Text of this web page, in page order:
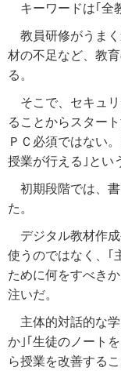
キーワードは｢全
教員研修がうま
材の不足など、教
る。
そこで、セキュ
ることからスター
ＰＣ必須ではない
授業が行える｣とい
初期段階では、
た。
デジタル教材作
使うのではなく、｢
ために何をすべき
注いだ。
主体的対話的な
か｣｢生徒のノート
ら授業を改善する